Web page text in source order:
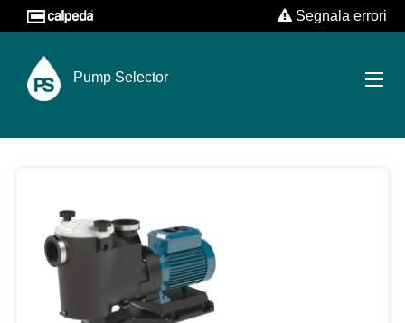
Segnala errori
Pump Selector